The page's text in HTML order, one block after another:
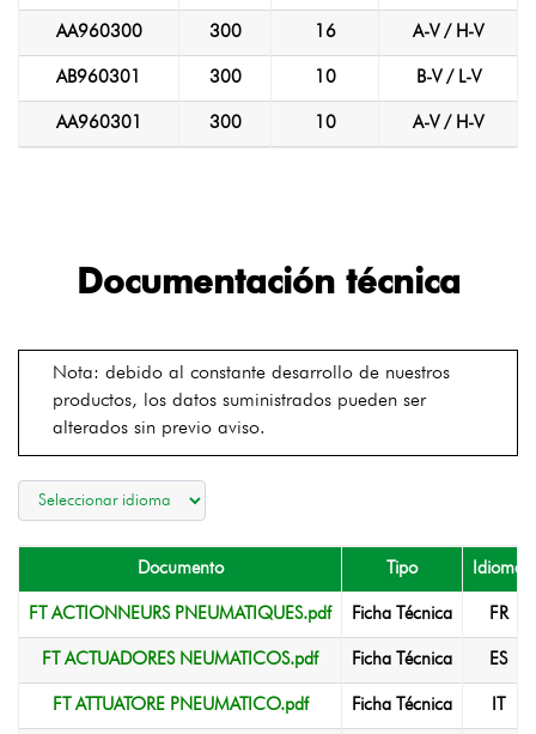
AA960300 300 16 A-V / H-V
AB960301 300 10 B-V / L-V
AA960301 300 10 A-V / H-V
Documentación técnica
Nota: debido al constante desarrollo de nuestros
productos, los datos suministrados pueden ser
alterados sin previo aviso.
Documento Tipo Idioma
FT ACTIONNEURS PNEUMATIQUES.pdf Ficha Técnica FR
FT ACTUADORES NEUMATICOS.pdf Ficha Técnica ES
FT ATTUATORE PNEUMATICO.pdf Ficha Técnica IT